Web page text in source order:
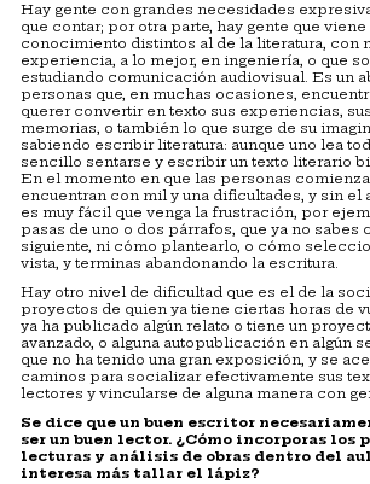
Hay gente con grandes necesidades
que contar; por otra parte, hay gente que
conocimiento distintos al de la literatura, con
experiencia, a lo mejor, en ingeniería, o que
estudiando comunicación audiovisual. Es un
personas que, en muchas ocasiones,
querer convertir en texto sus experiencias,
memorias, o también lo que surge de su
sabiendo escribir literatura: aunque uno lea
sencillo sentarse y escribir un texto literario
En el momento en que las personas
encuentran con mil y una dificultades, y sin el
es muy fácil que venga la frustración, por
pasas de uno o dos párrafos, que ya no sabes
siguiente, ni cómo plantearlo, o cómo
vista, y terminas abandonando la escritura.
Hay otro nivel de dificultad que es el de la
proyectos de quien ya tiene ciertas horas de
ya ha publicado algún relato o tiene un
avanzado, o alguna autopublicación en algún
que no ha tenido una gran exposición, y se
caminos para socializar efectivamente sus
lectores y vincularse de alguna manera con
Se dice que un buen escritor
ser un buen lector. ¿Cómo incorporas los
lecturas y análisis de obras dentro del
interesa más tallar el lápiz?